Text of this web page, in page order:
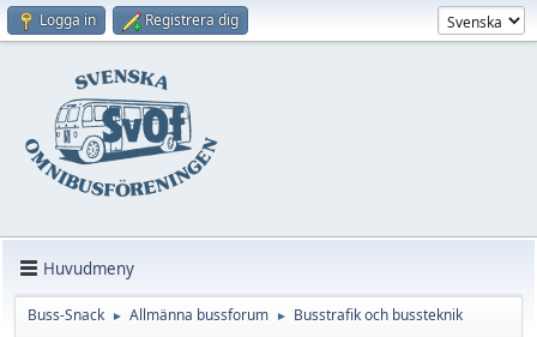
Logga in Registrera dig
Huvudmeny
Buss-Snack ► Allmänna bussforum ► Busstrafik och bussteknik